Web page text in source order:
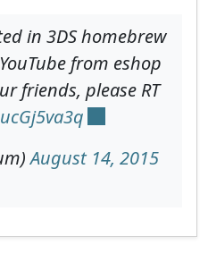
in 3DS homebrew
from eshop
friends, please RT
August 14, 2015